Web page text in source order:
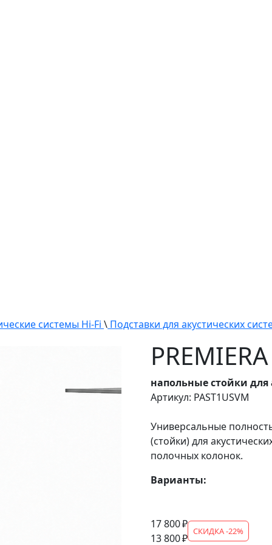
системы Hi-Fi \ Подставки для акустических
напольные стойки для
Артикул: PAST1USVM
Универсальные
(стойки) для
полочных колонок.
Варианты:
17 800 ₽
13 800 ₽
СКИДКА -22%